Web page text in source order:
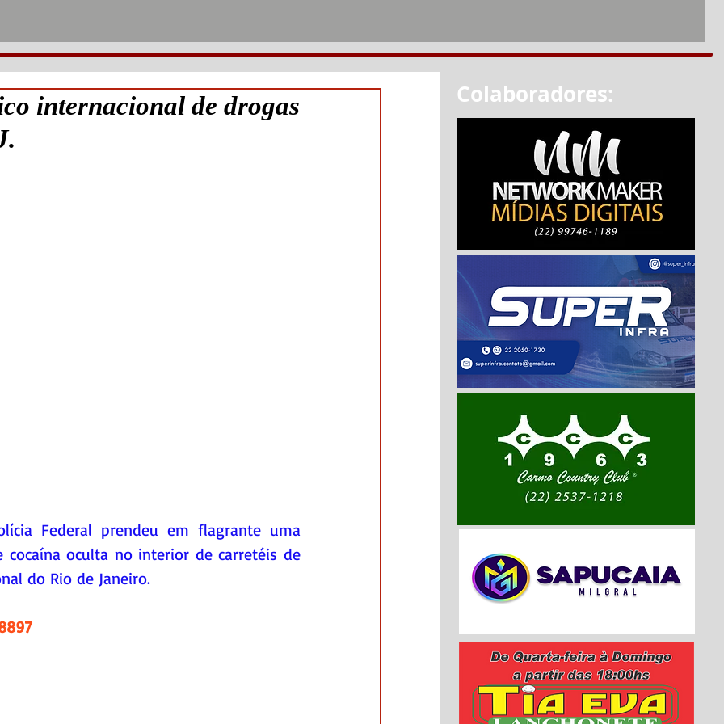
internacional de drogas
Federal prendeu em flagrante uma
oculta no interior de carretéis de
do Rio de Janeiro.
Colaboradores: